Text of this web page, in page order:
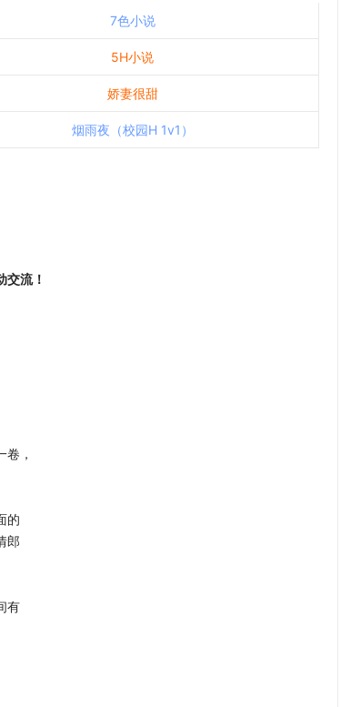
7色小说
5H小说
娇妻很甜
烟雨夜（校园H 1v1）
流！
，
的
郎
有